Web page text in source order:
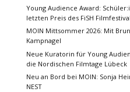
Young Audience Award:
letzten Preis des FiSH
MOIN Mittsommer 2026: Mit
Kampnagel
Neue Kuratorin für Young
die Nordischen Filmtage Lübeck
Neu an Bord bei MOIN: Sonja
NEST